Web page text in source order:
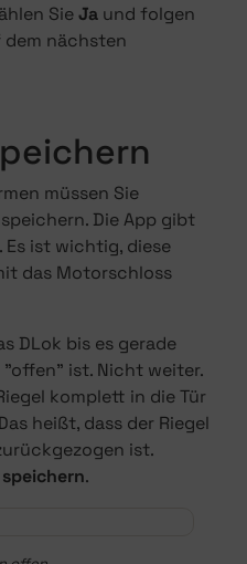
SieJa und folgen
dem nächsten
müssen Sie
Die App gibt
Es ist wichtig, diese
das Motorschloss
DLok bis es gerade
ist. Nicht weiter.
komplett in die Tür
heißt, dass der Riegel
ist.
.